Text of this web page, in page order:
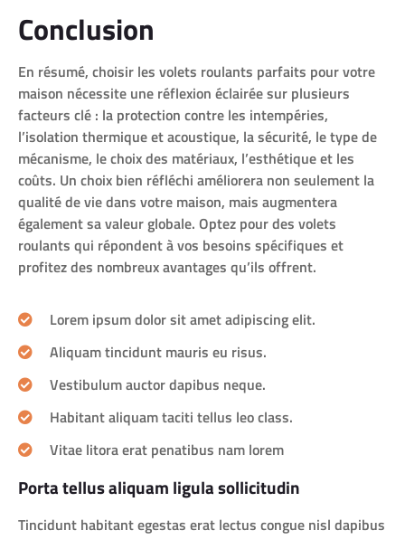
Conclusion
En résumé, choisir les volets roulants parfaits pour votre
maison nécessite une réflexion éclairée sur plusieurs
facteurs clé : la protection contre les intempéries,
l’isolation thermique et acoustique, la sécurité, le type de
mécanisme, le choix des matériaux, l’esthétique et les
coûts. Un choix bien réfléchi améliorera non seulement la
qualité de vie dans votre maison, mais augmentera
également sa valeur globale. Optez pour des volets
roulants qui répondent à vos besoins spécifiques et
profitez des nombreux avantages qu’ils offrent.
Lorem ipsum dolor sit amet adipiscing elit.
Aliquam tincidunt mauris eu risus.
Vestibulum auctor dapibus neque.
Habitant aliquam taciti tellus leo class.
Vitae litora erat penatibus nam lorem
Porta tellus aliquam ligula sollicitudin
Tincidunt habitant egestas erat lectus congue nisl dapibus